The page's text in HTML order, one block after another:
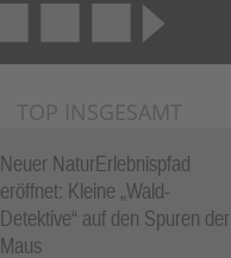
TOP INSGESAMT
Neuer NaturErlebnispfad
eröffnet: Kleine „Wald-
Detektive“ auf den Spuren der
Maus